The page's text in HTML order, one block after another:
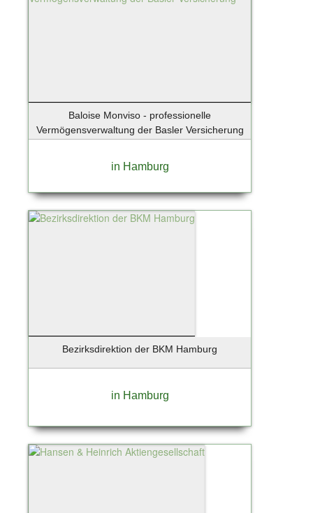
Baloise Monviso - professionelle
Vermögensverwaltung der Basler Versicherung
in Hamburg
Bezirksdirektion der BKM Hamburg
in Hamburg